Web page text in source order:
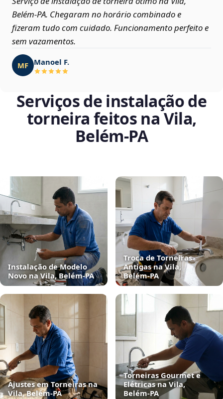
Belém‑PA. Chegaram no horário combinado e
fizeram tudo com cuidado. Funcionamento perfeito e
sem vazamentos.
MF Manoel F.
Serviços de instalação de
torneira feitos na Vila,
Belém‑PA
Instalação de Modelo
Novo na Vila, Belém‑PA
Troca de Torneiras
Antigas na Vila,
Belém‑PA
Ajustes em Torneiras na
Vila, Belém‑PA
Torneiras Gourmet e
Elétricas na Vila,
Belém‑PA